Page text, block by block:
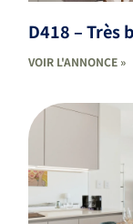
D418 –
VOIR L'ANNONCE »